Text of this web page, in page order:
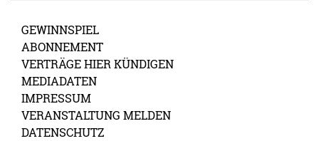
GEWINNSPIEL
ABONNEMENT
VERTRÄGE HIER KÜNDIGEN
MEDIADATEN
IMPRESSUM
VERANSTALTUNG MELDEN
DATENSCHUTZ